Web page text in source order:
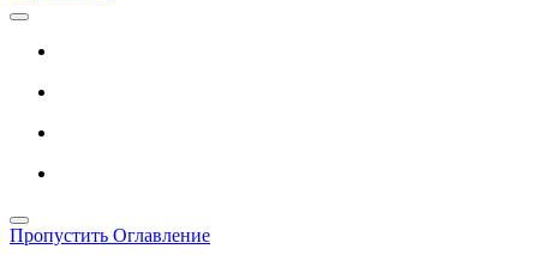
Пропустить Оглавление